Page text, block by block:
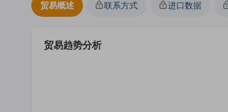
贸易概述 联系方式 进口数据
贸易趋势分析